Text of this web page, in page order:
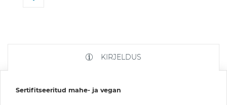
KIRJELDUS
Sertifitseeritud mahe- ja vegan